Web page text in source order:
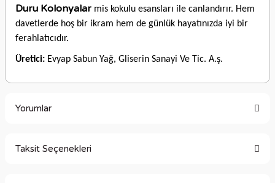
Duru Kolonyalar mis kokulu esansları ile canlandırır. Hem
davetlerde hoş bir ikram hem de günlük hayatınızda iyi bir
ferahlatıcıdır.
Üretici: Evyap Sabun Yağ, Gliserin Sanayi Ve Tic. A.ş.
Yorumlar
Taksit Seçenekleri